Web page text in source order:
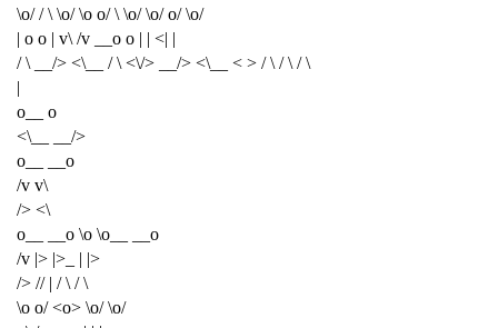
\o/ / \ \o/ \o o/ \ \o/ \o/ o/ \o/
| o o | v\ /v __o o | | <| |
/ \ __/> <\__ / \ <\/> __/> <\__ < > / \ / \ / \
|
o__ o
<\__ __/>
o__ __o
/v v\
/> <\
o__ __o \o \o__ __o
/v |> |>_ | |>
/> // | / \ / \
\o o/ <o> \o/ \o/